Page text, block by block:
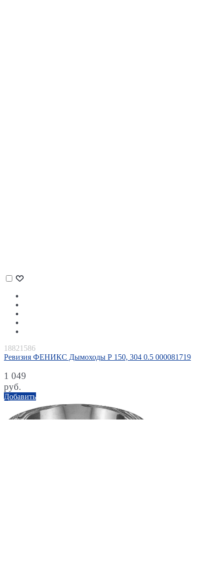
18821586
Ревизия ФЕНИКС Дымоходы Р 150, 304 0.5 000081719
1 049
руб.
Добавить